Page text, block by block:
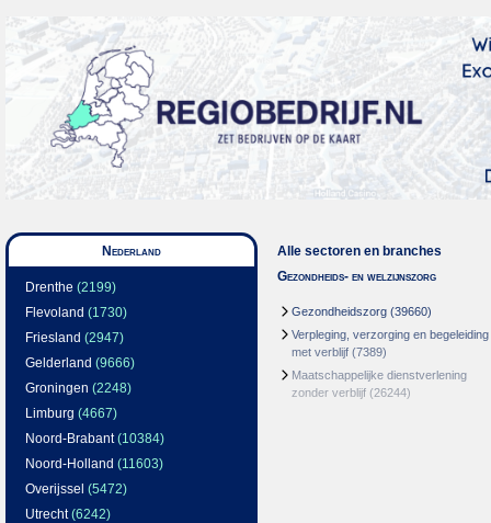
Nederland
Drenthe (2199)
Flevoland (1730)
Friesland (2947)
Gelderland (9666)
Groningen (2248)
Limburg (4667)
Noord-Brabant(10384)
Noord-Holland (11603)
Overijssel (5472)
Utrecht(6242)
Alle sectoren en branches
Gezondheids- en welzijnszorg
Gezondheidszorg (39660)
Verpleging, verzorging en begeleiding
met verblijf (7389)
Maatschappelijke dienstverlening
zonder verblijf (26244)